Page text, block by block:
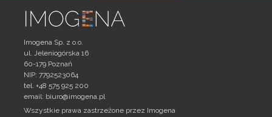
Imogena Sp. z o.o.
ul. Jeleniogórska 16
60-179 Poznań
NIP: 7792523064
tel. +48 575 925 200
email: biuro@imogena.pl
Wszystkie prawa zastrzeżone przez Imogena